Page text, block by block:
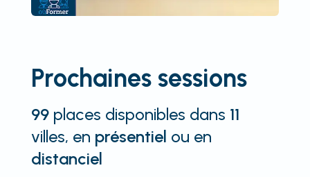
Prochaines sessions
99 places disponibles dans 11
villes, en présentiel ou en
distanciel